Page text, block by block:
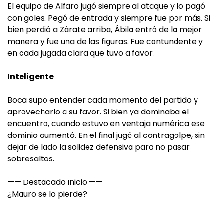
El equipo de Alfaro jugó siempre al ataque y lo pagó
con goles. Pegó de entrada y siempre fue por más. Si
bien perdió a Zárate arriba, Ábila entró de la mejor
manera y fue una de las figuras. Fue contundente y
en cada jugada clara que tuvo a favor.
Inteligente
Boca supo entender cada momento del partido y
aprovecharlo a su favor. Si bien ya dominaba el
encuentro, cuando estuvo en ventaja numérica ese
dominio aumentó. En el final jugó al contragolpe, sin
dejar de lado la solidez defensiva para no pasar
sobresaltos.
—— Destacado Inicio ——
¿Mauro se lo pierde?